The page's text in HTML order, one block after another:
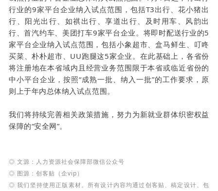
行业的9家平台企业纳入试点范围，包括T3出行、花小猪出
行、阳光出行、如祺出行、享道出行、及时用车、风韵出
行、首汽约车、美团打车9家平台企业。将即时配送行业的5
家平台企业纳入试点范围，包括小象超市、盒马鲜生、叮咚
买菜、朴朴超市、UU跑腿这5家企业。在此基础上，各省份
将注册地在本省域内且经营业务范围限于本省或临近省份的
中小平台企业，按照“成熟一批、纳入一批”的工作要求，原
则上于年内总体纳入试点范围。
我们将持续完善相关政策措施，努力为新就业群体织密权益
保障的“安全网”。
◎ 文源：人力资源社会保障部微信公众号
◎ 图源：创客贴（企vip）
◎我们坚持使用正版素材。所有设计内容均通过创客贴、稿定设计、包